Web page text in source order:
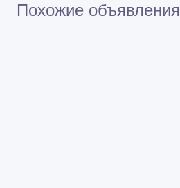
Похожие объявления